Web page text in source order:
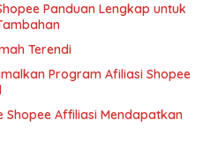
Panduan Lengkap untuk
Terendi
Program Afiliasi Shopee
Shopee Affiliasi Mendapatkan